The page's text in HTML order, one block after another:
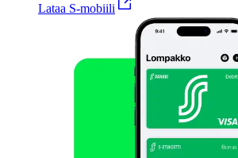
Lataa S-mobiili